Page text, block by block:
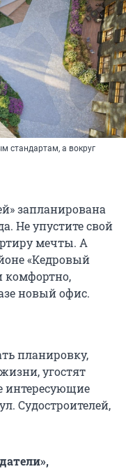
стандартам, а вокруг
запланирована
Не упустите свой
мечты. А
«Кедровый
комфортно,
новый офис.
планировку,
угостят
интересующие
Судостроителей,